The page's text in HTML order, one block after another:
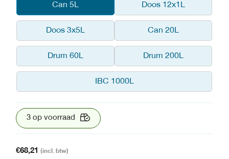
Can 5L Doos 12x1L
Doos 3x5L Can 20L
Drum 60L Drum 200L
IBC 1000L
3 op voorraad
€68,21 (incl. btw)